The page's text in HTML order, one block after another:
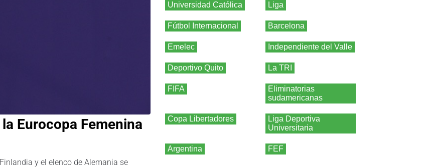
Eurocopa Femenina
y el elenco de Alemania se
Universidad Católica Liga
Fútbol Internacional Barcelona
Emelec Independiente del Valle
Deportivo Quito La TRI
FIFA
Eliminatorias
sudamericanas
Copa Libertadores
Liga Deportiva
Universitaria
Argentina FEF